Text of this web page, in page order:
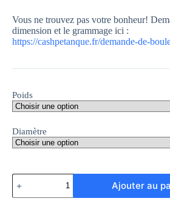
Vous ne trouvez pas votre bonheur!
dimension et le grammage ici :
https://cashpetanque.fr/demande-de-
Poids
Diamètre
quantité
de
Boulenciel
Ajouter au